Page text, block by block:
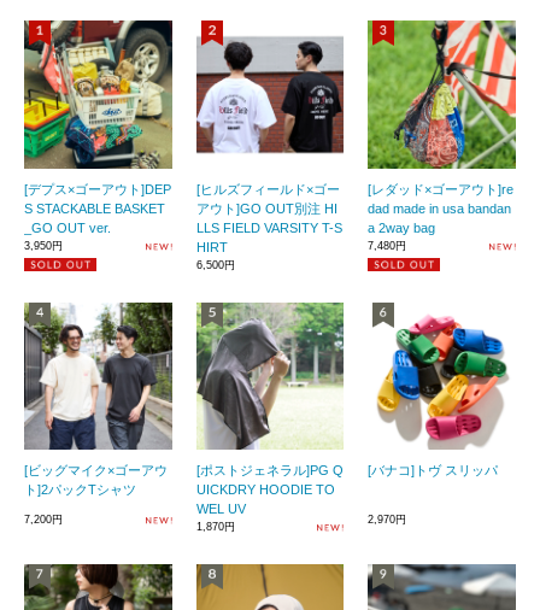
[デプス×ゴーアウト]DEP
S STACKABLE BASKET
_GO OUT ver.
3,950円
[ヒルズフィールド×ゴー
アウト]GO OUT別注 HI
LLS FIELD VARSITY T-S
HIRT
6,500円
[レダッド×ゴーアウト]re
dad made in usa bandan
a 2way bag
7,480円
[ビッグマイク×ゴーアウ
ト]2パックTシャツ
7,200円
[ポストジェネラル]PG Q
UICKDRY HOODIE TO
WEL UV
1,870円
[バナコ]トヴ スリッパ
2,970円